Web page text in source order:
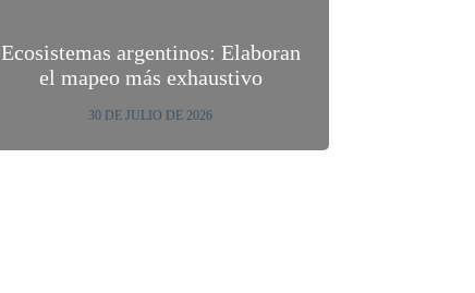
Ecosistemas argentinos: Elaboran
el mapeo más exhaustivo
30 DE JULIO DE 2026